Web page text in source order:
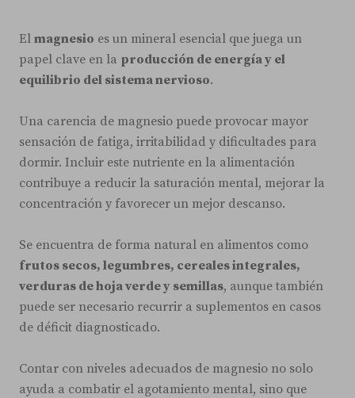
El magnesio es un mineral esencial que juega un
papel clave en la producción de energía y el
equilibrio del sistema nervioso.
Una carencia de magnesio puede provocar mayor
sensación de fatiga, irritabilidad y dificultades para
dormir. Incluir este nutriente en la alimentación
contribuye a reducir la saturación mental, mejorar la
concentración y favorecer un mejor descanso.
Se encuentra de forma natural en alimentos como
frutos secos, legumbres, cereales integrales,
verduras de hoja verde y semillas, aunque también
puede ser necesario recurrir a suplementos en casos
de déficit diagnosticado.
Contar con niveles adecuados de magnesio no solo
ayuda a combatir el agotamiento mental, sino que